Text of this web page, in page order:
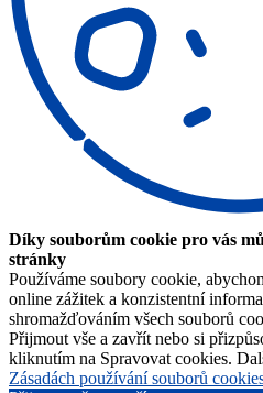
Díky souborům cookie pro vás
stránky
Používáme soubory cookie,
online zážitek a konzistentní
shromažďováním všech souborů
Přijmout vše a zavřít nebo si
kliknutím na Spravovat cookies.
Zásadách používání souborů